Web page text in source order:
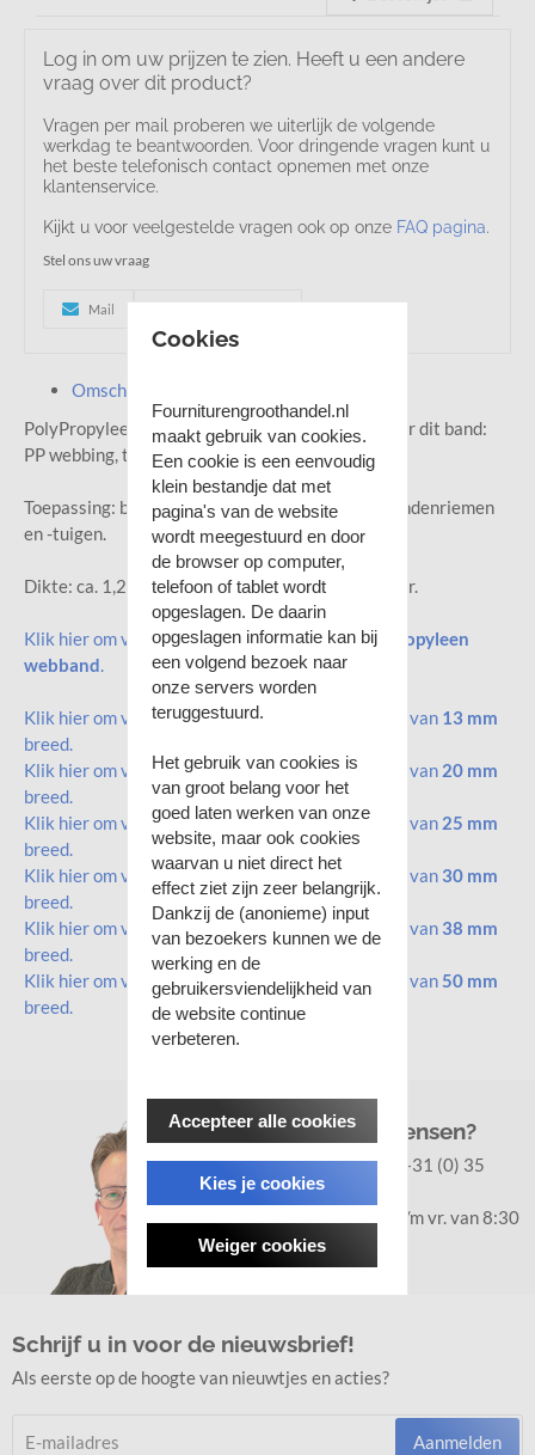
Log in om uw prijzen te zien. Heeft u een andere
vraag over dit product?
Vragen per mail proberen we uiterlijk de volgende
werkdag te beantwoorden. Voor dringende vragen kunt u
het beste telefonisch contact opnemen met onze
klantenservice.
Kijkt u voor veelgestelde vragen ook op onze FAQ pagina.
Stel ons uw vraag
Mail
Omschrijving
PolyPropyleen webband. Andere benamingen voor dit band:
PP webbing, tassenband of parachuteband.
Toepassing: bijv. schouderband voor tassen of hondenriemen
en -tuigen.
Dikte: ca. 1,2 mm. Afname per rol van ca. 50 meter.
Klik hier om voor onsgehele assortiment PolyPropyleen
webband.
Klik hier om voor het uni PolyPropyleen webband van 13 mm
breed.
Klik hier om voor het uni PolyPropyleen webband van 20 mm
breed.
Klik hier om voor het uni PolyPropyleen webband van 25 mm
breed.
Klik hier om voor het uni PolyPropyleen webband van 30 mm
breed.
Klik hier om voor het uni PolyPropyleen webband van 38 mm
breed.
Klik hier om voor het uni PolyPropyleen webband van50 mm
breed.
Vragen of wensen?
Klantenservice:
+31 (0) 35
8877336
Bereikbaar ma. t/m vr. van 8:30
- 18:00
Schrijf u in voor de nieuwsbrief!
Als eerste op de hoogte van nieuwtjes en acties?
Aanmelden
Cookies
Fourniturengroothandel.nl
maakt gebruik van cookies.
Een cookie is een eenvoudig
klein bestandje dat met
pagina's van de website
wordt meegestuurd en door
de browser op computer,
telefoon of tablet wordt
opgeslagen. De daarin
opgeslagen informatie kan bij
een volgend bezoek naar
onze servers worden
teruggestuurd.
Het gebruik van cookies is
van groot belang voor het
goed laten werken van onze
website, maar ook cookies
waarvan u niet direct het
effect ziet zijn zeer belangrijk.
Dankzij de (anonieme) input
van bezoekers kunnen we de
werking en de
gebruikersviendelijkheid van
de website continue
verbeteren.
Accepteer alle cookies
Kies je cookies
Weiger cookies